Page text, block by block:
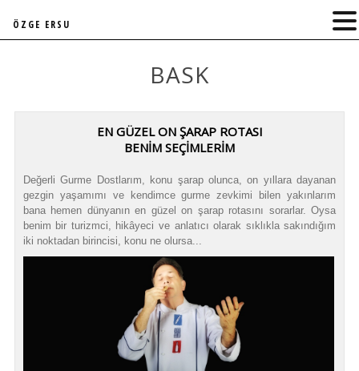
BASK
EN GÜZEL ON ŞARAP ROTASI
BENİM SEÇİMLERİM
Değerli Gurme Dostlarım, konu şarap olunca, on yıllara dayanan
gezgin yaşamımı ve kendimce gurme zevkimi bilen yakınlarım
bana hemen dünyanın en güzel on şarap rotasını sorarlar. Oysa
benim bir turizmci, hikâyeci ve anlatıcı olarak sıklıkla sakındığım
iki noktadan birincisi, konu ne olursa...
ÖZGE ERSU